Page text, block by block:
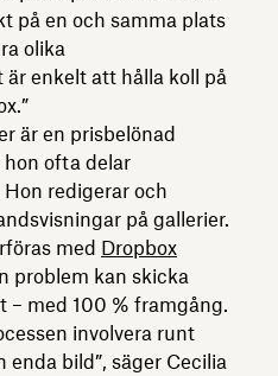
på en och samma plats
olika
enkelt att hålla koll på
är en prisbelönad
hon ofta delar
redigerar och
på gallerier.
med Dropbox
problem kan skicka
– med 100 % framgång.
involvera runt
enda bild”, säger Cecilia